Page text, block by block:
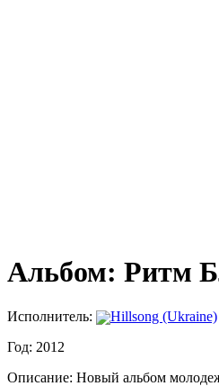
Альбом: Ритм
Исполнитель: Hillsong (Ukraine)
Год: 2012
Описание: Новый альбом